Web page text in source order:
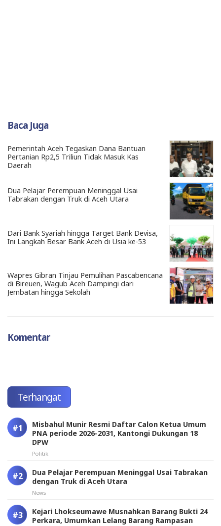
Baca Juga
Pemerintah Aceh Tegaskan Dana Bantuan
Pertanian Rp2,5 Triliun Tidak Masuk Kas
Daerah
Dua Pelajar Perempuan Meninggal Usai
Tabrakan dengan Truk di Aceh Utara
Dari Bank Syariah hingga Target Bank Devisa,
Ini Langkah Besar Bank Aceh di Usia ke-53
Wapres Gibran Tinjau Pemulihan Pascabencana
di Bireuen, Wagub Aceh Dampingi dari
Jembatan hingga Sekolah
Komentar
Terhangat
Misbahul Munir Resmi Daftar Calon Ketua Umum
PNA periode 2026-2031, Kantongi Dukungan 18
DPW
Politik
Dua Pelajar Perempuan Meninggal Usai Tabrakan
dengan Truk di Aceh Utara
News
Kejari Lhokseumawe Musnahkan Barang Bukti 24
Perkara, Umumkan Lelang Barang Rampasan